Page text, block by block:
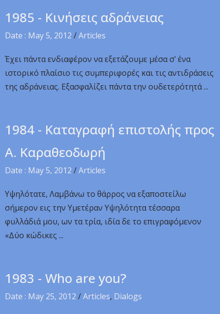
1985 - Κινήσεις αδράνειας
Date : May 5, 2012 /Articles
Έχει πάντα ενδιαφέρον να εξετάζουμε μέσα σ’ ένα
ιστορικό πλαίσιο τις συμπεριφορές και τις αντιδράσεις
της αδράνειας. Εξασφαλίζει πάντα την ουδετερότητά ...
1984 - Καταγραφή επιστολής προς
Α. Καραθεοδωρή
Date : May 5, 2012 /Articles
Υψηλότατε, Λαμβάνω το θάρρος να εξαποστείλω
σήμερον εις την Υμετέραν Υψηλότητα τέσσαρα
φυλλάδιά μου, ων τα τρία, ιδία δε το επιγραφόμενον
«Δύο κώδικες ...
1983 - Who are you?
Date : May 25, 2012 /Articles, Dialogs